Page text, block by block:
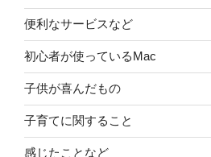
便利なサービスなど
初心者が使っているMac
子供が喜んだもの
子育てに関すること
感じたことなど